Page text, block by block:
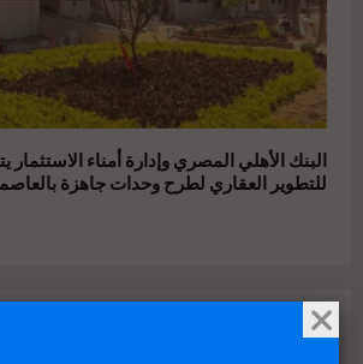
البنك الأهلي المصري وإدارة أمناء الاستثمار
للتطوير العقاري لطرح وحدات جاهزة